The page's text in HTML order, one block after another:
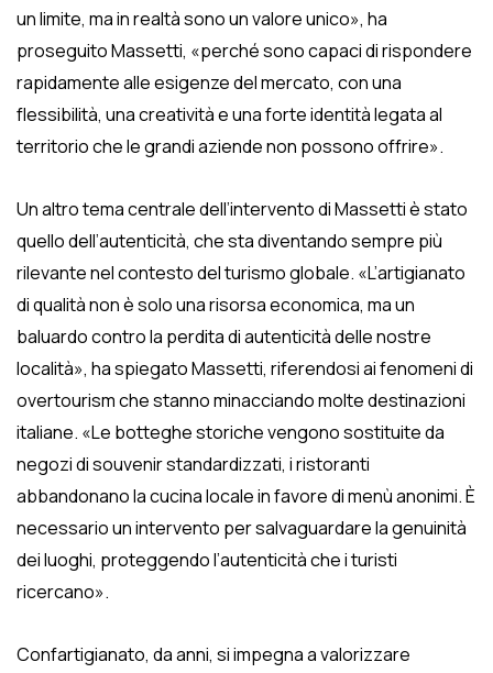
un limite, ma in realtà sono un valore unico», ha
proseguito Massetti, «perché sono capaci di rispondere
rapidamente alle esigenze del mercato, con una
flessibilità, una creatività e una forte identità legata al
territorio che le grandi aziende non possono offrire».
Un altro tema centrale dell’intervento di Massetti è stato
quello dell’autenticità, che sta diventando sempre più
rilevante nel contesto del turismo globale. «L’artigianato
di qualità non è solo una risorsa economica, ma un
baluardo contro la perdita di autenticità delle nostre
località», ha spiegato Massetti, riferendosi ai fenomeni di
overtourism che stanno minacciando molte destinazioni
italiane. «Le botteghe storiche vengono sostituite da
negozi di souvenir standardizzati, i ristoranti
abbandonano la cucina locale in favore di menù anonimi. È
necessario un intervento per salvaguardare la genuinità
dei luoghi, proteggendo l’autenticità che i turisti
ricercano».
Confartigianato, da anni, si impegna a valorizzare